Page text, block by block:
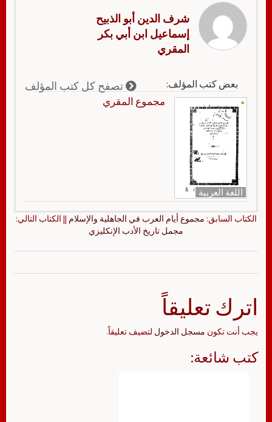
شرف الدين أبو الذبيح
إسماعيل ابن أبي بكر
المقري
بعض كتب المؤلف: تصفح كل كتب المؤلف
اللغة العربية
مجموع المقري
الكتاب السابق: مجموع أيام العرب في الجاهلية والإسلام || الكتاب التالي:
مجمل تاريخ الأدب الإنكليزي
اترك تعليقاً
يجب أنت تكون مسجل الدخول لتضيف تعليقاً.
كتب شائعة: